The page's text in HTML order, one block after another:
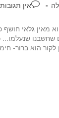
אין תגובות
מאין גלאי חושף
שחשבנו שנעלמו...
הוא ברור-